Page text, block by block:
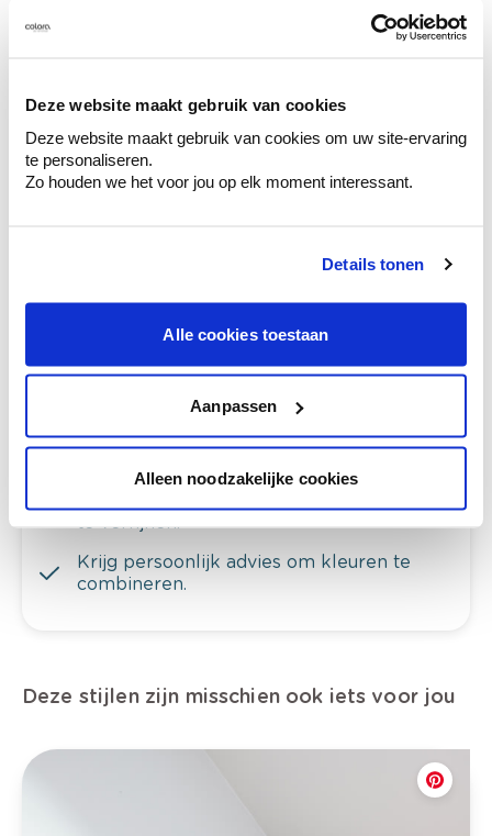
Deze website maakt gebruik van cookies
Deze website maakt gebruik van cookies om uw site-ervaring
te personaliseren.
Zo houden we het voor jou op elk moment interessant.
Details tonen
Alle cookies toestaan
Aanpassen
Alleen noodzakelijke cookies
Kleuradvies aan huis
Ga samen met de kleuradviseur door je
ruimtes.
Krijg ineens een technologische check-up
Bekijk je kleur in de winkel
Ontdek er kleurechte stalen van je
te verfijnen.
Krijg persoonlijk advies om kleuren te
combineren.
Deze stijlen zijn misschien ook iets voor jou